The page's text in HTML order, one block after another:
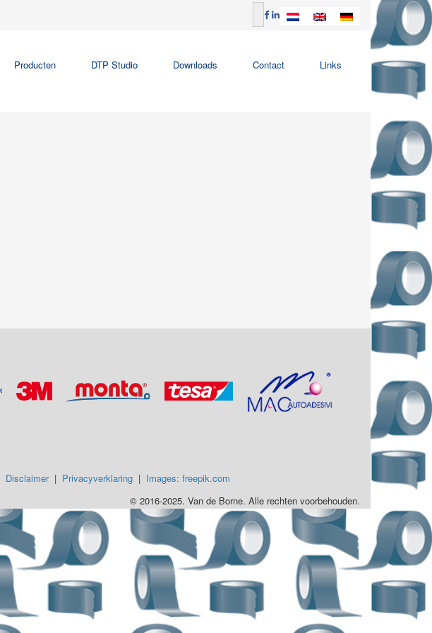
Producten DTP Studio Downloads Contact Links
Disclaimer| Privacyverklaring| Images: freepik.com
© 2016-2025. Van de Borne. Alle rechten voorbehouden.